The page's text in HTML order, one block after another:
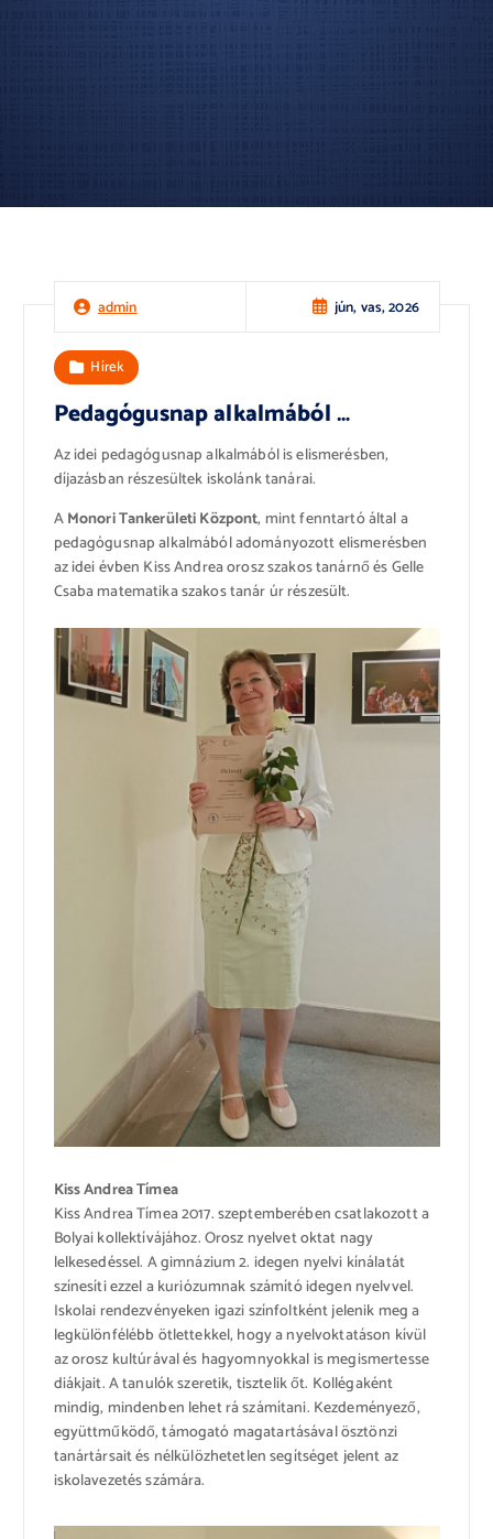
admin jún, vas, 2026
Hírek
Pedagógusnap alkalmából …
Az idei pedagógusnap alkalmából is elismerésben,
díjazásban részesültek iskolánk tanárai.
AMonori Tankerületi Központ, mint fenntartó által a
pedagógusnap alkalmából adományozott elismerésben
az idei évben Kiss Andrea orosz szakos tanárnő és Gelle
Csaba matematika szakos tanár úr részesült.
Kiss Andrea Tímea
Kiss Andrea Tímea 2017. szeptemberében csatlakozott a
Bolyai kollektívájához. Orosz nyelvet oktat nagy
lelkesedéssel. A gimnázium 2. idegen nyelvi kínálatát
színesíti ezzel a kuriózumnak számító idegen nyelvvel.
Iskolai rendezvényeken igazi színfoltként jelenik meg a
legkülönfélébb ötlettekkel, hogy a nyelvoktatáson kívül
az orosz kultúrával és hagyomnyokkal is megismertesse
diákjait. A tanulók szeretik, tisztelik őt. Kollégaként
mindig, mindenben lehet rá számítani. Kezdeményező,
együttműködő, támogató magatartásával ösztönzi
tanártársait és nélkülözhetetlen segítséget jelent az
iskolavezetés számára.